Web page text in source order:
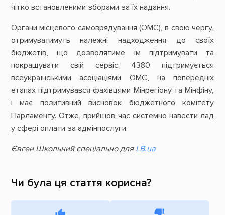
чітко встановленими зборами за їх надання.
Органи місцевого самоврядування (ОМС), в свою чергу,
отримуватимуть належні надходження до своїх
бюджетів, що дозволятиме їм підтримувати та
покращувати свій сервіс. 4380 підтримується
всеукраїнськими асоціаціями ОМС, на попередніх
етапах підтримувався фахівцями Мінрегіону та Мінфіну,
і має позитивний висновок бюджетного комітету
Парламенту. Отже, прийшов час системно навести лад
у сфері оплати за адмінпослуги.
Євген Школьний спеціально для LB.ua
Чи була ця стаття корисна?